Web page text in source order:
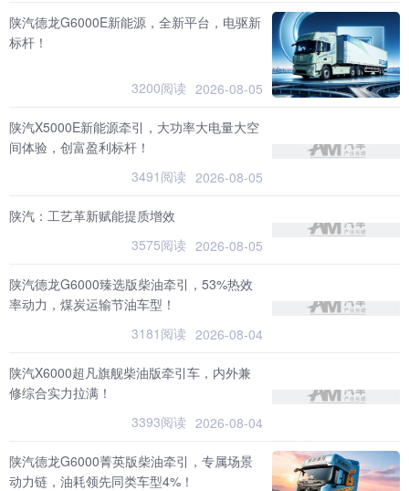
陕汽德龙G6000E新能源，全新平台，电驱新
标杆！
3200阅读 2026-08-05
陕汽X5000E新能源牵引，大功率大电量大空
间体验，创富盈利标杆！
3491阅读 2026-08-05
陕汽：工艺革新赋能提质增效
3575阅读 2026-08-05
陕汽德龙G6000臻选版柴油牵引，53%热效
率动力，煤炭运输节油车型！
3181阅读 2026-08-04
陕汽X6000超凡旗舰柴油版牵引车，内外兼
修综合实力拉满！
3393阅读 2026-08-04
陕汽德龙G6000菁英版柴油牵引，专属场景
动力链，油耗领先同类车型4%！